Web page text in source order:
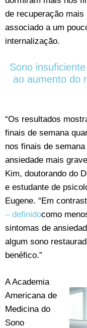
de recuperação
associado a um
internalização.
Sono
ao aumento do
“Os resultados
finais de semana
nos finais de
ansiedade mais
Kim, doutorando do
e estudante de
Eugene. “Em
– definidocomo
sintomas de
algum sono
benéfico.”
A Academia
Americana de
Medicina do
Sono